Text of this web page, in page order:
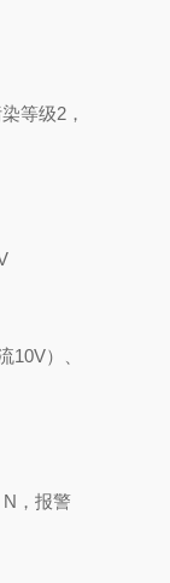
等级2，
10V）、
，报警